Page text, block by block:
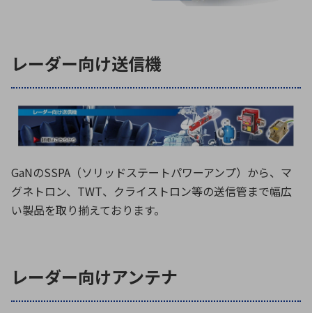
シミュレーター
環境構築・開発システム
半導体・電子部品小ロット
レーダー向け送信機
GaNのSSPA（ソリッドステートパワーアンプ）から、マ
グネトロン、TWT、クライストロン等の送信管まで幅広
い製品を取り揃えております。
レーダー向けアンテナ